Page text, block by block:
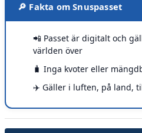
🔎 Fakta om Snuspasset
📲 Passet är digitalt och
världen över
🧳 Inga kvoter eller
✈️ Gäller i luften, på land,